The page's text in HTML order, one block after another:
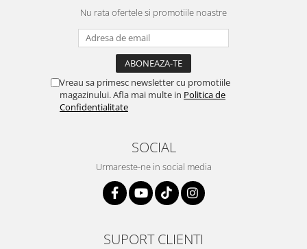
Nu rata ofertele si promotiile noastre
Vreau sa primesc newsletter cu promotiile
magazinului. Afla mai multe in Politica de
Confidentialitate
SOCIAL
Urmareste-ne in social media
SUPORT CLIENTI